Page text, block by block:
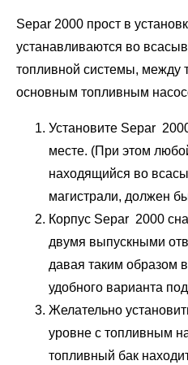
Separ 2000 прост в
устанавливаются во
топливной системы, между
основным топливным
Установите Separ
месте. (При этом
находящийся во
магистрали, должен
Корпус Separ 2000
двумя выпускными
давая таким образом
удобного варианта
Желательно
уровне с топливным
топливный бак